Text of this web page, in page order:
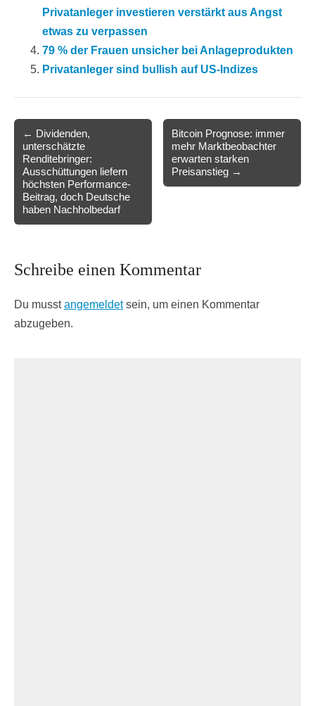
Privatanleger investieren verstärkt aus Angst
etwas zu verpassen
79 % der Frauen unsicher bei Anlageprodukten
Privatanleger sind bullish auf US-Indizes
navigation
← Dividenden,
unterschätzte
Renditebringer:
Ausschüttungen liefern
höchsten Performance-
Beitrag, doch Deutsche
haben Nachholbedarf
Bitcoin Prognose: immer
mehr Marktbeobachter
erwarten starken
Preisanstieg →
Schreibe einen Kommentar
Du musstangemeldetsein, um einen Kommentar
abzugeben.